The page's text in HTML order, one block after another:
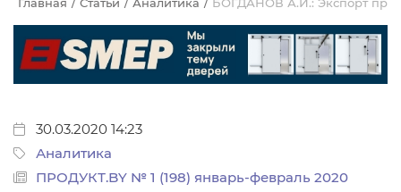
Главная Статьи Аналитика БОГДАНОВ А.И.: Экспорт
30.03.2020 14:23
Аналитика
ПРОДУКТ.BY № 1 (198) январь-февраль 2020